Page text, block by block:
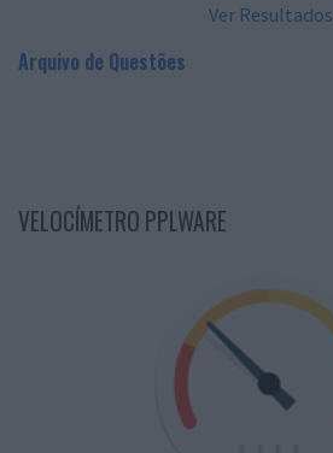
Ver Resultados
Arquivo de Questões
VELOCÍMETRO PPLWARE